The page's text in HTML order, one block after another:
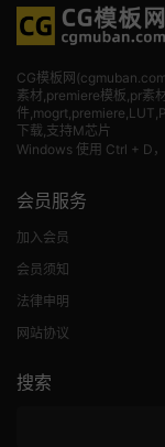
CG模板网
素材,premiere模板,pr素
件
下载,支持M芯片
Windows 使用 Ctrl + D
会员服务
加入会员
会员须知
法律申明
网站协议
搜索